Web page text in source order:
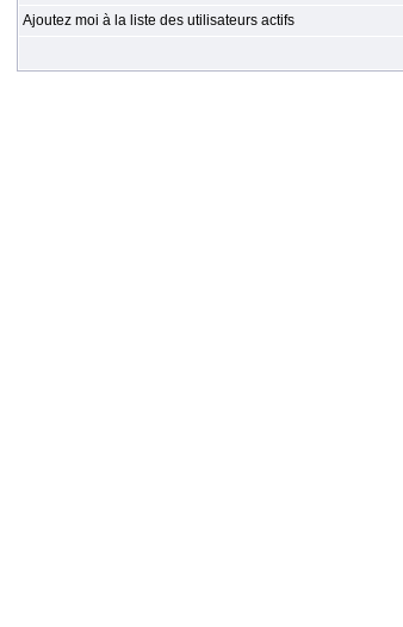
Ajoutez moi à la liste des utilisateurs actifs